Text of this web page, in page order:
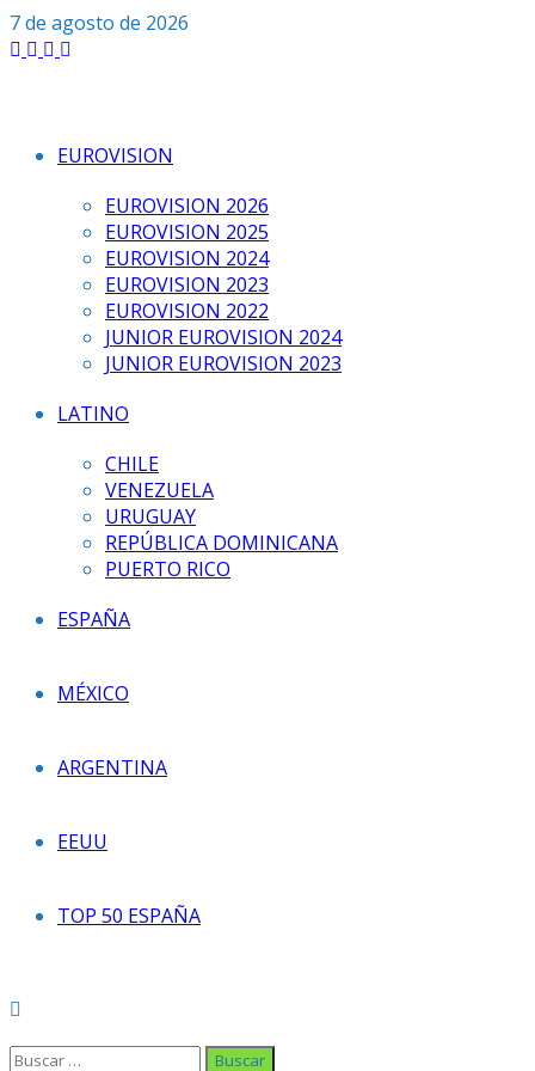
Saltar
al
7 de agosto de 2026
EUROVISION
EUROVISION 2026
EUROVISION 2025
EUROVISION 2024
EUROVISION 2023
EUROVISION 2022
JUNIOR EUROVISION 2024
JUNIOR EUROVISION 2023
LATINO
CHILE
VENEZUELA
URUGUAY
REPÚBLICA DOMINICANA
PUERTO RICO
ESPAÑA
MÉXICO
ARGENTINA
EEUU
TOP 50 ESPAÑA
Buscar: